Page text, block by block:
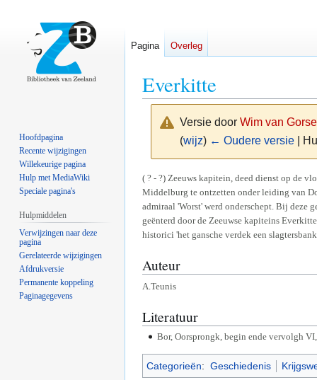
Everkitte
Versie door Wim van
(wijz) ← Oudere versie|
Naar
navigatie
springen
Naar
zoeken
springen
( ? - ?) Zeeuws kapitein, deed dienst op de
Middelburg te ontzetten onder leiding van
admiraal 'Worst' werd onderschept. Bij deze
geënterd door de Zeeuwse kapiteins
historici 'het gansche verdek een
Auteur
A.Teunis
Literatuur
Bor, Oorsprongk, begin ende vervolgh
Categorieën: Geschiedenis
Pagina Overleg
Hoofdpagina
Recente wijzigingen
Willekeurige pagina
Hulp met MediaWiki
Speciale pagina's
Hulpmiddelen
Verwijzingen naar deze
pagina
Gerelateerde wijzigingen
Afdrukversie
Permanente koppeling
Paginagegevens